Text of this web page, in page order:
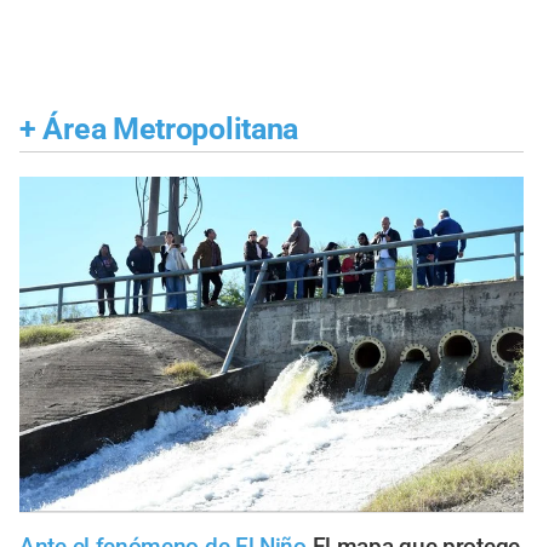
+ Área Metropolitana